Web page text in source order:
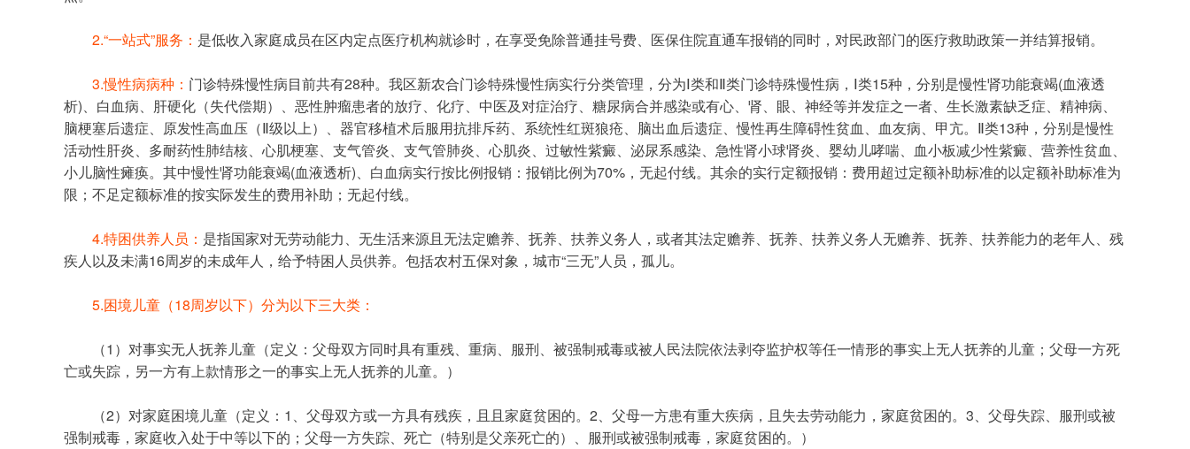
2.“一站式”服务： 是低收入家庭成员在区内定点医疗机构就诊时，在享受免除普通挂号费、医保住院直通车报销的同时，对民政部门的医疗救助政策一并结算报销。
3.慢性病病种： 门诊特殊慢性病目前共有28种。我区新农合门诊特殊慢性病实行分类管理，分为Ⅰ类和Ⅱ类门诊特殊慢性病，Ⅰ类15种，分别是慢性肾功能衰竭(血液透
析)、白血病、肝硬化（失代偿期）、恶性肿瘤患者的放疗、化疗、中医及对症治疗、糖尿病合并感染或有心、肾、眼、神经等并发症之一者、生长激素缺乏症、精神病、
脑梗塞后遗症、原发性高血压（Ⅱ级以上）、器官移植术后服用抗排斥药、系统性红斑狼疮、脑出血后遗症、慢性再生障碍性贫血、血友病、甲亢。Ⅱ类13种，分别是慢性
活动性肝炎、多耐药性肺结核、心肌梗塞、支气管炎、支气管肺炎、心肌炎、过敏性紫癜、泌尿系感染、急性肾小球肾炎、婴幼儿哮喘、血小板减少性紫癜、营养性贫血、
小儿脑性瘫痪。其中慢性肾功能衰竭(血液透析)、白血病实行按比例报销：报销比例为70%，无起付线。其余的实行定额报销：费用超过定额补助标准的以定额补助标准为
限；不足定额标准的按实际发生的费用补助；无起付线。
4.特困供养人员： 是指国家对无劳动能力、无生活来源且无法定赡养、抚养、扶养义务人，或者其法定赡养、抚养、扶养义务人无赡养、抚养、扶养能力的老年人、残
疾人以及未满16周岁的未成年人，给予特困人员供养。包括农村五保对象，城市“三无”人员，孤儿。
5.困境儿童（18周岁以下）分为以下三大类：
亡或失踪，另一方有上款情形之一的事实上无人抚养的儿童。）
强制戒毒，家庭收入处于中等以下的；父母一方失踪、死亡（特别是父亲死亡的）、服刑或被强制戒毒，家庭贫困的。）